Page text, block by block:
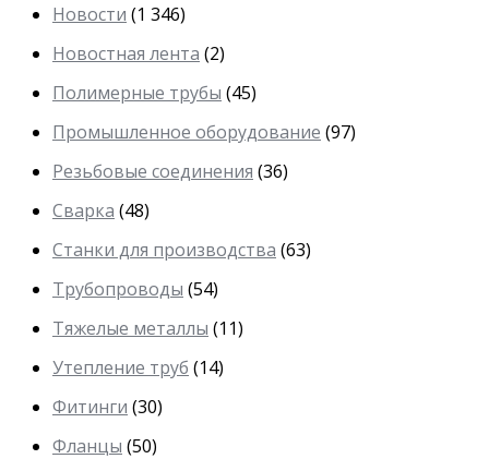
Новости (1 346)
Новостная лента (2)
Полимерные трубы (45)
Промышленное оборудование (97)
Резьбовые соединения (36)
Сварка (48)
Станки для производства (63)
Трубопроводы (54)
Тяжелые металлы (11)
Утепление труб (14)
Фитинги (30)
Фланцы (50)